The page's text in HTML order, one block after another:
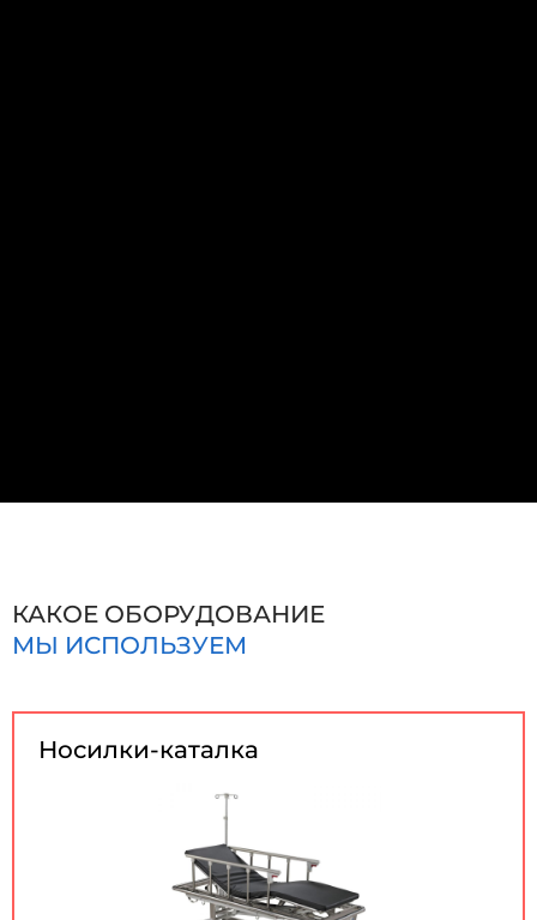
КАКОЕ ОБОРУДОВАНИЕ
МЫ ИСПОЛЬЗУЕМ
Носилки-каталка